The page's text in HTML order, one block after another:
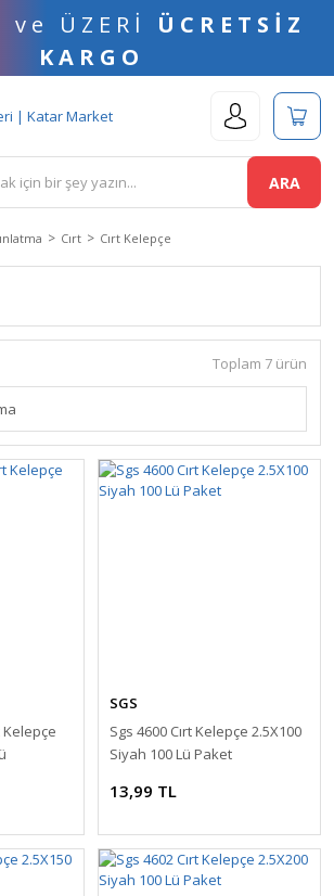
ve ÜZERİ ÜCRETSİZ
KARGO
ARA
Cırt Cırt Kelepçe
Toplam 7 ürün
Kelepçe
SGS
Sgs 4600 Cırt Kelepçe 2.5X100
Siyah 100 Lü Paket
13,99 TL